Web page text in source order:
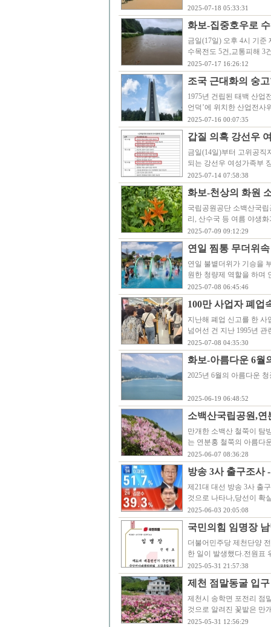
2025-07-18 05:33:31
화보-집중호우로
금일(17일) 오후 4시 기준
수목전도 5건,교통피해 3
2025-07-17 16:26:12
조국 근대화의 숭
1975년 건립된 태백 산업
언덕’에 위치한 산업전사
2025-07-16 00:07:35
갑질 의혹 강선우
금일(14일)부터 고위공직
되는 강선우 여성가족부
2025-07-14 07:58:38
화보-천상의 화원
국립공원공단 소백산국
리, 산수국 등 여름 야생
2025-07-09 09:12:29
연일 찜통 무더위
연일 불볕더위가 기승을
원한 청량제 역할을 하며
2025-07-08 06:45:46
100만 사업자 폐
지난해 폐업 신고를 한 사
넘어선 건 지난 1995년
2025-07-08 04:35:30
화보-아름다운 6월
2025년 6월의 아름다운
2025-06-19 06:48:52
소백산국립공원,연
만개한 소백산 철쭉이 탐
는 연분홍 철쭉의 아름다
2025-06-07 08:36:28
방송 3사 출구조사
제21대 대선 방송 3사 출
것으로 나타나,당선이 확
2025-06-03 20:05:08
국민의힘 임명장
더불어민주당 제천단양
한 일이 발생했다.전원표
2025-05-31 21:57:38
제천 점말동굴 입
제천시 송학면 포전리 점
것으로 알려진 꽃밭은 만
2025-05-31 12:56:29